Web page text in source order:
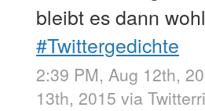
bleibt es dann
#Twittergedichte
2:39 PM, Aug 12th,
13th, 2015 via